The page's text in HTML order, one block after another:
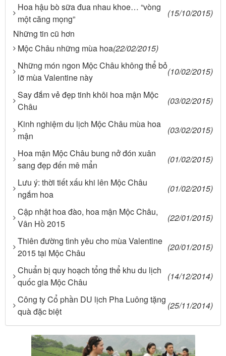
Hoa hậu bò sữa đua nhau khoe… “vòng
một căng mọng”
(15/10/2015)
Những tin cũ hơn
Mộc Châu những mùa hoa(22/02/2015)
Những món ngon Mộc Châu không thể bỏ
lỡ mùa Valentine này
(10/02/2015)
Say đắm vẻ đẹp tinh khôi hoa mận Mộc
Châu
(03/02/2015)
Kinh nghiệm du lịch Mộc Châu mùa hoa
mận
(03/02/2015)
Hoa mận Mộc Châu bung nở đón xuân
sang đẹp đến mê mẩn
(01/02/2015)
Lưu ý: thời tiết xấu khi lên Mộc Châu
ngắm hoa
(01/02/2015)
Cập nhật hoa đào, hoa mận Mộc Châu,
Vân Hồ 2015
(22/01/2015)
Thiên đường tình yêu cho mùa Valentine
2015 tại Mộc Châu
(20/01/2015)
Chuẩn bị quy hoạch tổng thể khu du lịch
quốc gia Mộc Châu
(14/12/2014)
Công ty Cổ phần DU lịch Pha Luông tặng
quà đặc biệt
(25/11/2014)